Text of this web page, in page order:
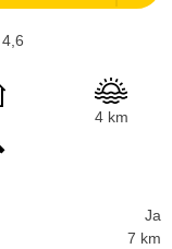
4,6
4 km
Ja
7 km